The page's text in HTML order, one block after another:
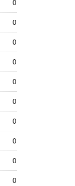
0
0
0
0
0
0
0
0
0
0